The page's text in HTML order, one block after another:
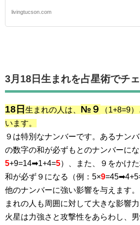
livingtucson.com
3月18日生まれを占星術でチェ
18日 生まれの人は、 №９ （1+8=9）
います。
９は特別なナンバーです。あるナン
の数字の和が必ずもとのナンバーにな
5+9=14➡1+4=5）、また、９をかけ
和が必ず９になる（例：5×9
他のナンバーに強い影響を与えます
まれの人も周囲に対して大きな影響力
火星は力強さと攻撃性をあらわし、